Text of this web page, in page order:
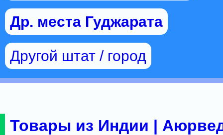
Др. места Гуджарата
Другой штат / город
Товары из Индии |